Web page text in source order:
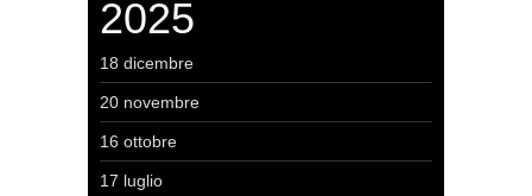
2025
18 dicembre
20 novembre
16 ottobre
17 luglio